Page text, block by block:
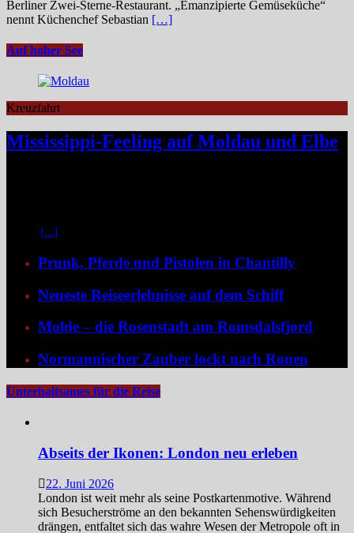
Berliner Zwei-Sterne-Restaurant. „Emanzipierte Gemüseküche“
nennt Küchenchef Sebastian […]
Auf hoher See
Kreuzfahrt
Mississippi-Feeling auf Moldau und Elbe
[...]
Prunk, Pferde und Pistolen in Chantilly
Neueste Reiseerlebnisse auf dem Schiff
Molde – die Rosenstadt am Romsdalsfjord
Normannischer Zauber lockt nach Rouen
Unterhaltsames für die Reise
Abseits der Ikonen: London neu erleben
22. Juni 2026
London ist weit mehr als seine Postkartenmotive. Während
sich Besucherströme an den bekannten Sehenswürdigkeiten
drängen, entfaltet sich das wahre Wesen der Metropole oft in